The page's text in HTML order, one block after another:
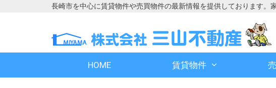
長崎市を中心に賃貸物件や売買物件の最新情報を提供しております。
ン
へ
ン
へ
HOME 賃貸物件